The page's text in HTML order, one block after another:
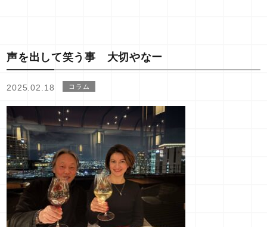
声を出して笑う事 大切やなー
2025.02.18 コラム